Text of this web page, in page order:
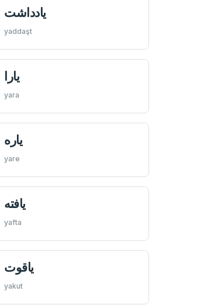
يادداشت
yaddaşt
يارا
yara
ياره
yare
يافته
yafta
ياقوت
yakut